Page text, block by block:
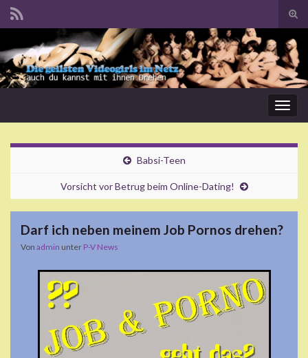
Search for:
Babsi-Teen
Vorsicht vor Betrug beim Online-Dating!
Darf ich neben meinem Job Pornos drehen?
Von admin unter P-V News